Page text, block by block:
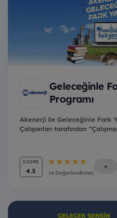
Geleceğinle
Programı
Akenerji ile Geleceğinle Fark
Çalışanları tarafından
SCORE
4.5 (4 Değerlendirme)
+